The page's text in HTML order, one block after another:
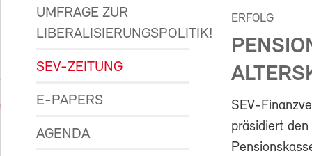
UMFRAGE ZUR
LIBERALISIERUNGSPOLITIK!
SEV-ZEITUNG
E-PAPERS
AGENDA
ERFOLG
SEV-
präsidiert